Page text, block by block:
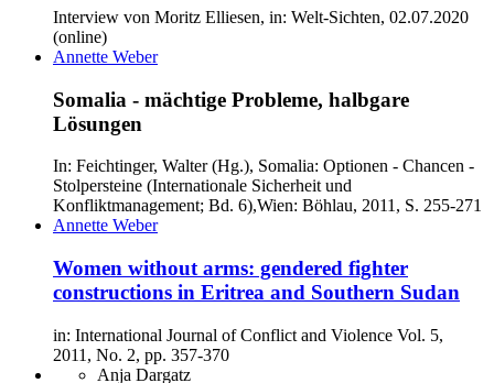
Interview von Moritz Elliesen, in: Welt-Sichten, 02.07.2020
(online)
Annette Weber
Somalia - mächtige Probleme, halbgare
Lösungen
In: Feichtinger, Walter (Hg.), Somalia: Optionen - Chancen -
Stolpersteine (Internationale Sicherheit und
Konfliktmanagement; Bd. 6),Wien: Böhlau, 2011, S. 255-271
Annette Weber
Women without arms: gendered fighter
constructions in Eritrea and Southern Sudan
in: International Journal of Conflict and Violence Vol. 5,
2011, No. 2, pp. 357-370
Anja Dargatz